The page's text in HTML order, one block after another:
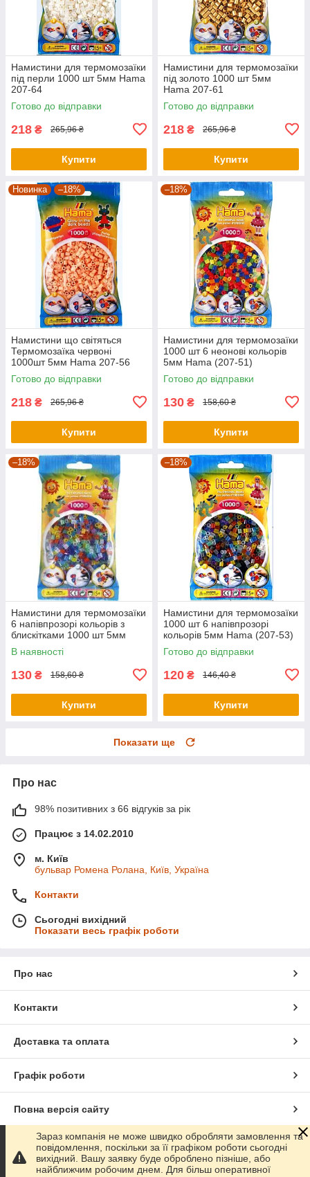
Намистини для термомозаїки
під перли 1000 шт 5мм Hama
207-64
Готово до відправки
218 ₴ 265,96 ₴
Купити
Намистини для термомозаїки
під золото 1000 шт 5мм
Hama 207-61
Готово до відправки
218 ₴ 265,96 ₴
Купити
Новинка –18%
Намистини що світяться
Термомозаїка червоні
1000шт 5мм Hama 207-56
Готово до відправки
218 ₴ 265,96 ₴
Купити
–18%
Намистини для термомозаїки
1000 шт 6 неонові кольорів
5мм Hama (207-51)
Готово до відправки
130 ₴ 158,60 ₴
Купити
–18%
Намистини для термомозаїки
6 напівпрозорі кольорів з
блискітками 1000 шт 5мм
Hama 207-54
В наявності
130 ₴ 158,60 ₴
Купити
–18%
Намистини для термомозаїки
1000 шт 6 напівпрозорі
кольорів 5мм Hama (207-53)
Готово до відправки
120 ₴ 146,40 ₴
Купити
Показати ще
Про нас
98% позитивних з 66 відгуків за рік
Працює з 14.02.2010
м. Київ
бульвар Ромена Ролана, Київ, Україна
Контакти
Сьогодні вихідний
Показати весь графік роботи
Про нас
Контакти
Доставка та оплата
Графік роботи
Повна версія сайту
Сайт створено на маркетплейсіProm.ua
Зараз компанія не може швидко обробляти замовлення та
повідомлення, поскільки за її графіком роботи сьогодні
вихідний. Вашу заявку буде оброблено пізніше, або
найближчим робочим днем. Для більш оперативної